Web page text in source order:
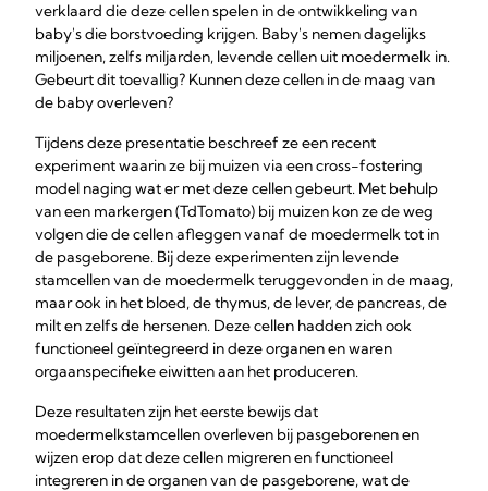
verklaard die deze cellen spelen in de ontwikkeling van
baby's die borstvoeding krijgen. Baby's nemen dagelijks
miljoenen, zelfs miljarden, levende cellen uit moedermelk in.
Gebeurt dit toevallig? Kunnen deze cellen in de maag van
de baby overleven?
Tijdens deze presentatie beschreef ze een recent
experiment waarin ze bij muizen via een cross-fostering
model naging wat er met deze cellen gebeurt. Met behulp
van een markergen (TdTomato) bij muizen kon ze de weg
volgen die de cellen afleggen vanaf de moedermelk tot in
de pasgeborene. Bij deze experimenten zijn levende
stamcellen van de moedermelk teruggevonden in de maag,
maar ook in het bloed, de thymus, de lever, de pancreas, de
milt en zelfs de hersenen. Deze cellen hadden zich ook
functioneel geïntegreerd in deze organen en waren
orgaanspecifieke eiwitten aan het produceren.
Deze resultaten zijn het eerste bewijs dat
moedermelkstamcellen overleven bij pasgeborenen en
wijzen erop dat deze cellen migreren en functioneel
integreren in de organen van de pasgeborene, wat de